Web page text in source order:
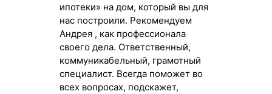
ипотеки» на дом, который вы для
нас построили. Рекомендуем
Андрея , как профессионала
своего дела. Ответственный,
коммуникабельный, грамотный
специалист. Всегда поможет во
всех вопросах, подскажет,